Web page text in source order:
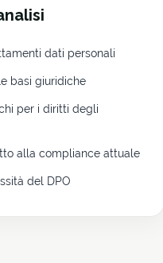
dati personali
basi giuridiche
per i diritti degli
alla compliance attuale
del DPO